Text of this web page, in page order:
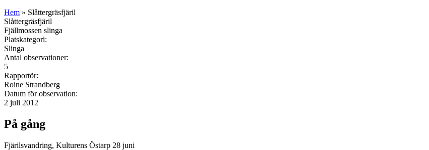
Hem » Slåttergräsfjäril
Slåttergräsfjäril
Fjällmossen slinga
Platskategori:
Slinga
Antal observationer:
5
Rapportör:
Roine Strandberg
Datum för observation:
2 juli 2012
På gång
Fjärilsvandring, Kulturens Östarp 28 juni